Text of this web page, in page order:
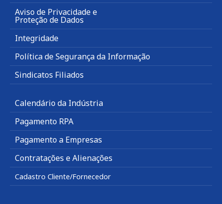
Aviso de Privacidade e
Proteção de Dados
Integridade
Política de Segurança da Informação
Sindicatos Filiados
Calendário da Indústria
Pagamento RPA
Pagamento a Empresas
Contratações e Alienações
Cadastro Cliente/Fornecedor